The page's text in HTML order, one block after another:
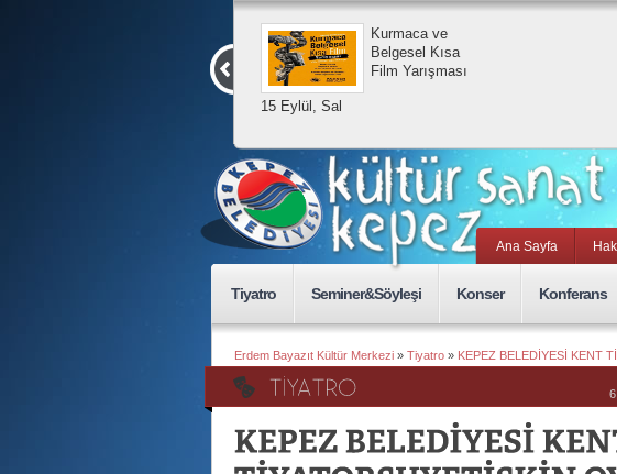
15 Eylül, Sal
Kurmaca ve
Belgesel Kısa
Film Yarışması
Ana Sayfa
Tiyatro Seminer&Söyleşi Konser Konferans
Erdem Bayazıt Kültür Merkezi » Tiyatro » KEPEZ BELEDİYESİ KENT